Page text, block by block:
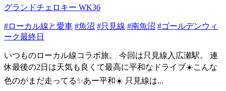
グランドチェロキー WK36
#ローカル線と愛車 #魚沼 #只見線 #南魚沼 #ゴールデンウィ
ーク最終日
いつものローカル線コラボ旅。 今回は只見線入広瀬駅。 連
休最後の2日は天気も良くて最高に平和なドライブ☀️こんな
色のがまだ走ってる✨あー平和☀️ 只見線は...